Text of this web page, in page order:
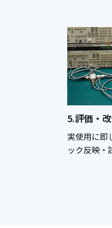
5.評価・
実使用に即
ック反映・